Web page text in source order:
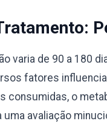
varia de 90 a 180
fatores
consumidas, o
avaliação